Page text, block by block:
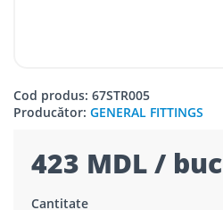
Cod produs: 67STR005
Producător: GENERAL FITTINGS
423 MDL / buc
Cantitate